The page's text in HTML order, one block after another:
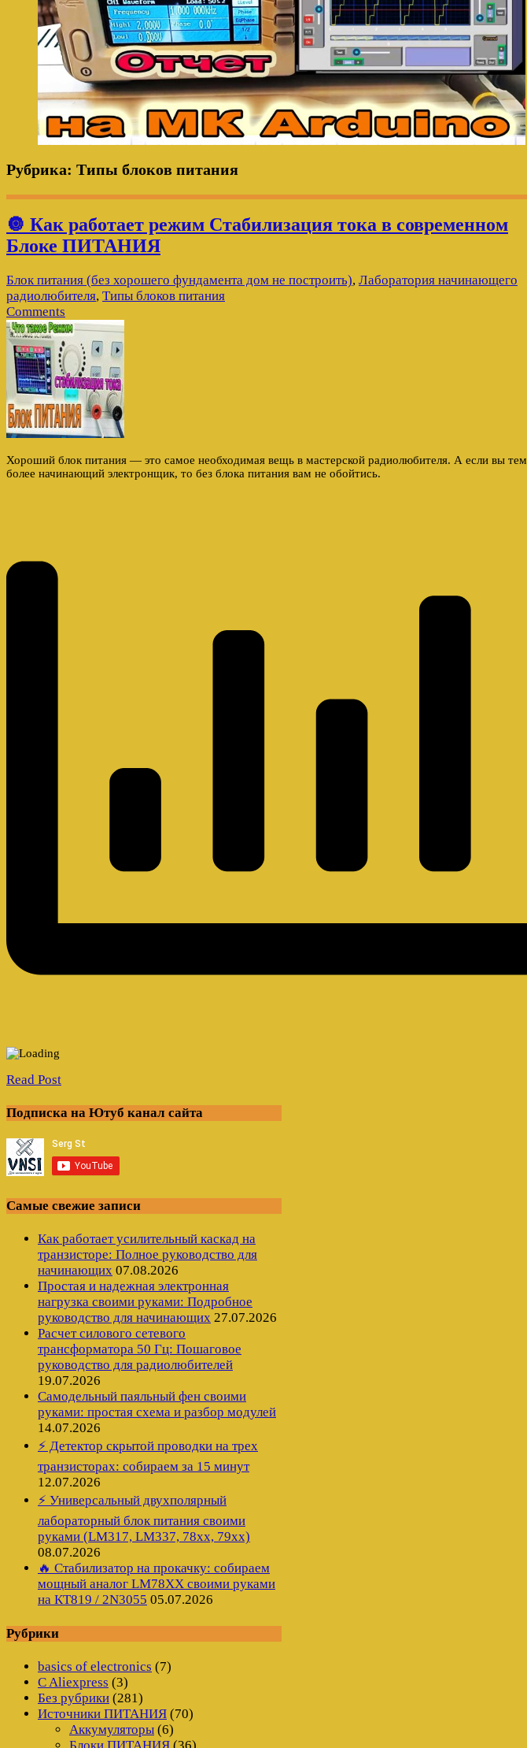
Рубрика: Типы блоков питания
🔘 Как работает режим Стабилизация тока в современном
Блоке ПИТАНИЯ
Блок питания (без хорошего фундамента дом не построить), Лаборатория начинающего
радиолюбителя, Типы блоков питания
Comments
Хороший блок питания — это самое необходимая вещь в мастерской радиолюбителя. А если вы тем
более начинающий электронщик, то без блока питания вам не обойтись.
Read Post
Подписка на Ютуб канал сайта
Самые свежие записи
Как работает усилительный каскад на
транзисторе: Полное руководство для
начинающих 07.08.2026
Простая и надежная электронная
нагрузка своими руками: Подробное
руководство для начинающих 27.07.2026
Расчет силового сетевого
трансформатора 50 Гц: Пошаговое
руководство для радиолюбителей
19.07.2026
Самодельный паяльный фен своими
руками: простая схема и разбор модулей
14.07.2026
⚡ Детектор скрытой проводки на трех
транзисторах: собираем за 15 минут
12.07.2026
⚡ Универсальный двухполярный
лабораторный блок питания своими
руками (LM317, LM337, 78xx, 79xx)
08.07.2026
🔥 Стабилизатор на прокачку: собираем
мощный аналог LM78XX своими руками
на КТ819 / 2N3055 05.07.2026
Рубрики
basics of electronics (7)
C Aliexpress (3)
Без рубрики (281)
Источники ПИТАНИЯ (70)
Аккумуляторы (6)